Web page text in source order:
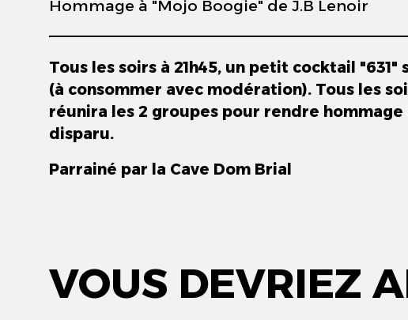
Hommage à "Mojo Boogie" de J.B Lenoir
Tous les soirs à 21h45, un petit cocktail
(à consommer avec modération). Tous les
réunira les 2 groupes pour rendre hommage
disparu.
Parrainé par la Cave Dom Brial
VOUS DEVRIEZ